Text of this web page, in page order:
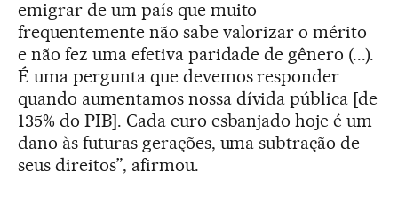
emigrar de um país que muito
frequentemente não sabe valorizar o mérito
e não fez uma efetiva paridade de gênero (...).
É uma pergunta que devemos responder
quando aumentamos nossa dívida pública [de
135% do PIB]. Cada euro esbanjado hoje é um
dano às futuras gerações, uma subtração de
seus direitos”, afirmou.